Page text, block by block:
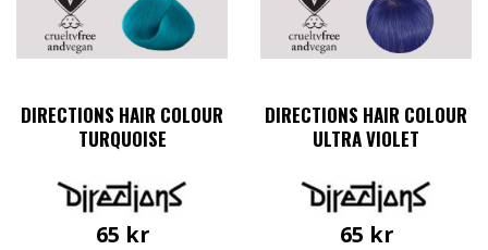
DIRECTIONS HAIR COLOUR
TURQUOISE
65 kr
DIRECTIONS HAIR COLOUR
ULTRA VIOLET
65 kr